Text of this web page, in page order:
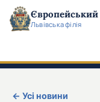
Європейський
Львівська філія
← Усі новини